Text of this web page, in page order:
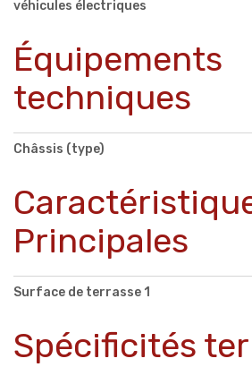
véhicules électriques
Équipements
techniques
Châssis (type)
Principales
Surface de terrasse 1
Spécificités